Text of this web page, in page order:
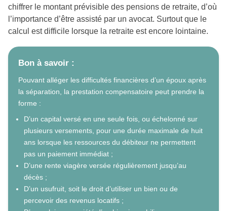
chiffrer le montant prévisible des pensions de retraite, d’où
l’importance d’être assisté par un avocat. Surtout que le
calcul est difficile lorsque la retraite est encore lointaine.
Bon à savoir :
Pouvant alléger les difficultés financières d’un époux après
la séparation, la prestation compensatoire peut prendre la
forme :
D’un capital versé en une seule fois, ou échelonné sur
plusieurs versements, pour une durée maximale de huit
ans lorsque les ressources du débiteur ne permettent
pas un paiement immédiat ;
D’une rente viagère versée régulièrement jusqu’au
décès ;
D’un usufruit, soit le droit d’utiliser un bien ou de
percevoir des revenus locatifs ;